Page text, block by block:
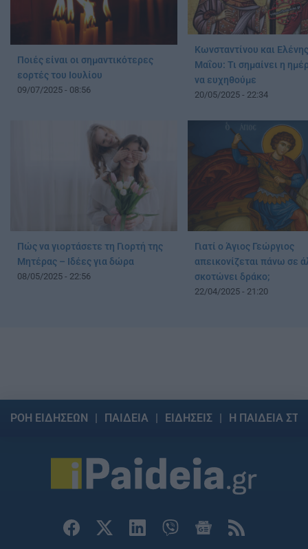
Ποιές είναι οι σημαντικότερες
εορτές του Ιουλίου
09/07/2025 - 08:56
Κωνσταντίνου και
Μαΐου: Τι σημαίνει η
να ευχηθούμε
20/05/2025 - 22:34
Πώς να γιορτάσετε τη Γιορτή της
Μητέρας – Ιδέες για δώρα
08/05/2025 - 22:56
Γιατί ο Άγιος Γεώργιος
απεικονίζεται πάνω σε
σκοτώνει δράκο;
22/04/2025 - 21:20
ΡΟΗ ΕΙΔΗΣΕΩΝ ΠΑΙΔΕΙΑ ΕΙΔΗΣΕΙΣ Η ΠΑΙΔΕΙΑ